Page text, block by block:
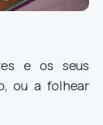
e os seus
ou a folhear